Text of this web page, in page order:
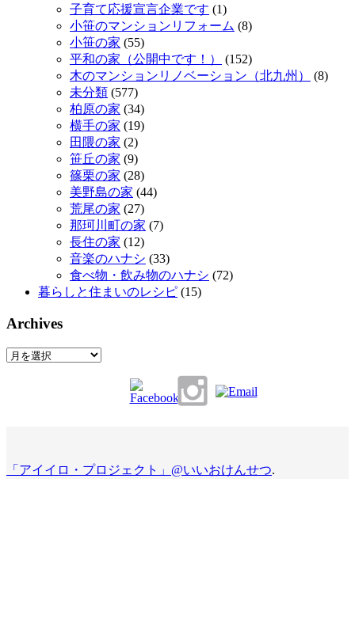
子育て応援宣言企業です (1)
小笹のマンションリフォーム (8)
小笹の家 (55)
平和の家（公開中です！）
(152)
木のマンションリノベーション（北九州）
(8)
未分類 (577)
柏原の家 (34)
横手の家 (19)
田隈の家 (2)
笹丘の家 (9)
篠栗の家 (28)
美野島の家 (44)
荒尾の家 (27)
那珂川町の家 (7)
長住の家 (12)
音楽のハナシ (33)
食べ物・飲み物のハナシ (72)
暮らしと住まいのレシピ (15)
Archives
Archives
「アイイロ・プロジェクト」@いいおけんせつ.